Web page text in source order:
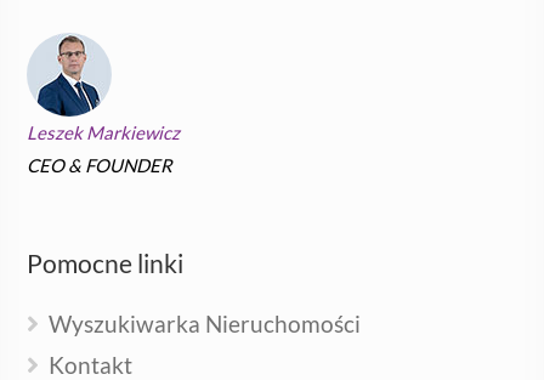
Leszek Markiewicz
CEO & FOUNDER
Pomocne linki
Wyszukiwarka Nieruchomości
Kontakt